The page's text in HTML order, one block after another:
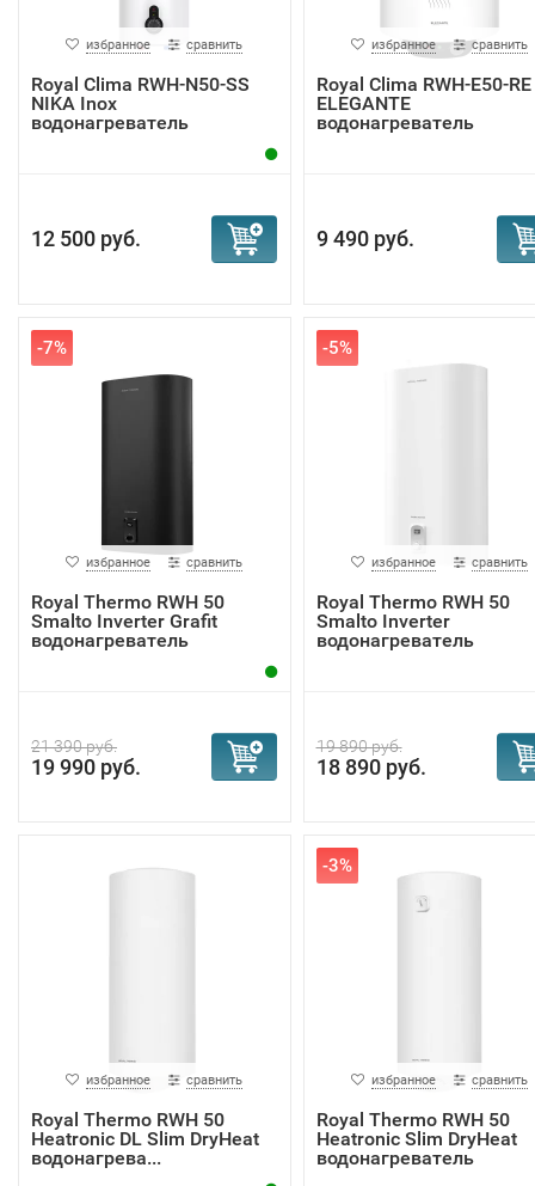
избранное сравнить
Royal Clima RWH-N50-SS
NIKA Inox
водонагреватель
12 500 руб.
избранное сравнить
Royal Clima RWH-E50-RE
ELEGANTE
водонагреватель
9 490 руб.
-7%
избранное сравнить
Royal Thermo RWH 50
Smalto Inverter Grafit
водонагреватель
21 390 руб.
19 990 руб.
-5%
избранное сравнить
Royal Thermo RWH 50
Smalto Inverter
водонагреватель
19 890 руб.
18 890 руб.
избранное сравнить
Royal Thermo RWH 50
Heatronic DL Slim DryHeat
водонагрева...
-3%
избранное сравнить
Royal Thermo RWH 50
Heatronic Slim DryHeat
водонагреватель